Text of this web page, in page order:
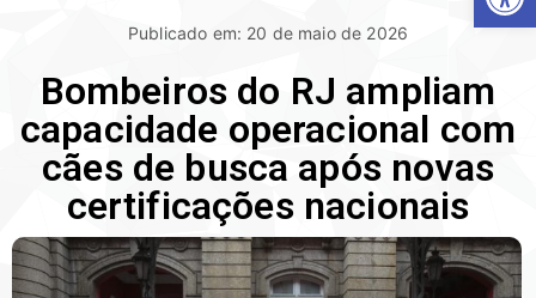
Publicado em: 20 de maio de 2026
Bombeiros do RJ ampliam
capacidade operacional com
cães de busca após novas
certificações nacionais